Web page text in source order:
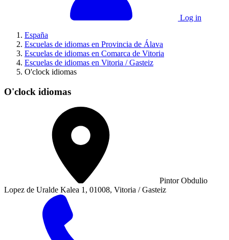
Log in
España
Escuelas de idiomas en Provincia de Álava
Escuelas de idiomas en Comarca de Vitoria
Escuelas de idiomas en Vitoria / Gasteiz
O'clock idiomas
O'clock idiomas
Pintor Obdulio
Lopez de Uralde Kalea 1, 01008, Vitoria / Gasteiz